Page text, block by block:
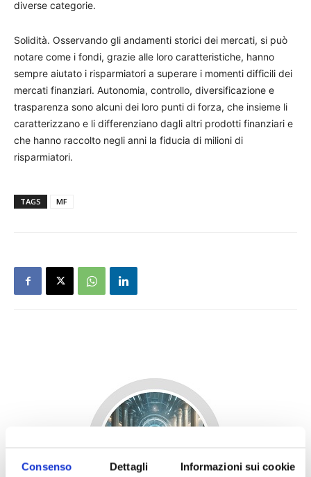
Consenso Dettagli Informazioni sui cookie
diverse categorie.
Solidità. Osservando gli andamenti storici dei mercati, si può
notare come i fondi, grazie alle loro caratteristiche, hanno
sempre aiutato i risparmiatori a superare i momenti difficili dei
mercati finanziari. Autonomia, controllo, diversificazione e
trasparenza sono alcuni dei loro punti di forza, che insieme li
caratterizzano e li differenziano dagli altri prodotti finanziari e
che hanno raccolto negli anni la fiducia di milioni di
risparmiatori.
TAGS MF